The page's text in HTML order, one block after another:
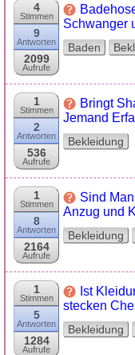
4
Stimmen
9
Antworten
2099
Aufrufe
Schwanger
Baden
1
Stimmen
2
Antworten
536
Aufrufe
Bringt
Jemand
Bekleidung
1
Stimmen
8
Antworten
2164
Aufrufe
Sind
Anzug und
Bekleidung
1
Stimmen
5
Antworten
1284
Aufrufe
Ist
stecken
Bekleidung